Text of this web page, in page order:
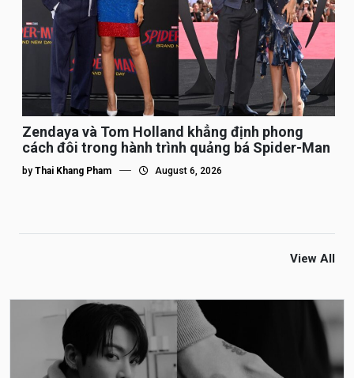
Zendaya và Tom Holland khẳng định phong
cách đôi trong hành trình quảng bá Spider-Man
by Thai Khang Pham August 6, 2026
View All